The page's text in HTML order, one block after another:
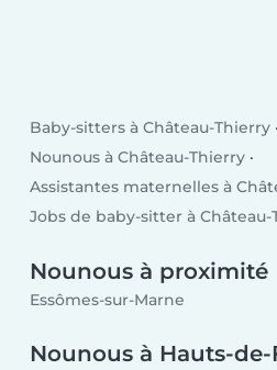
Baby-sitters à Château-Thierry
Nounous à Château-Thierry
Assistantes maternelles à
Jobs de baby-sitter à Château-
Nounous à proximité
Essômes-sur-Marne
Nounous à Hauts-de-